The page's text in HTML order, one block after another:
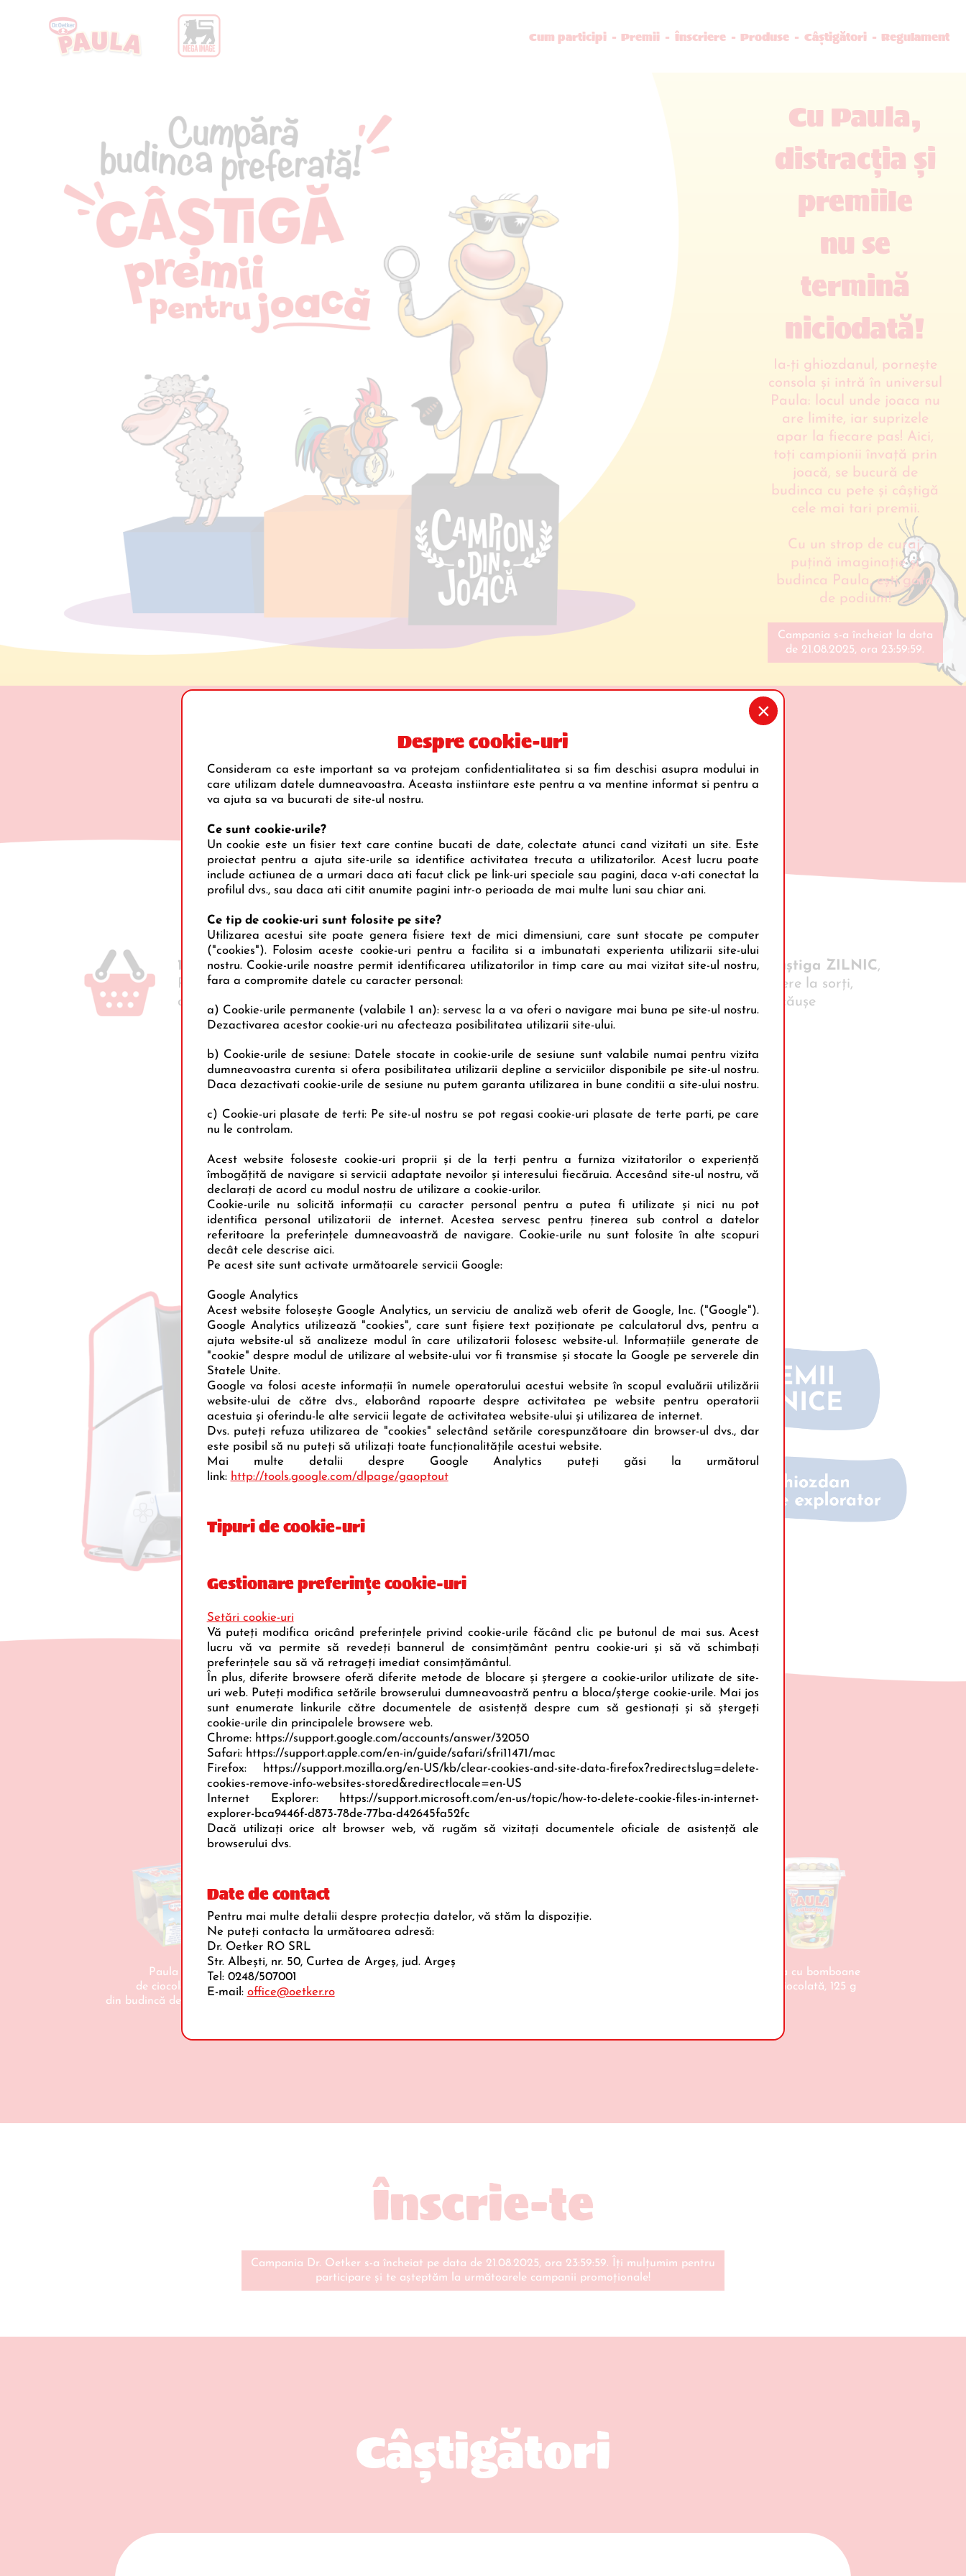
Cum participi Premii Înscriere Produse Câștigători Regulament
Cumpără budinca
preferată! Câștigă premii
pentru joacă!
Cu Paula,
distracția și
premiile
nu se
termină
niciodată!
Ia-ți ghiozdanul, pornește
consola și intră în universul
Paula: locul unde joaca nu
are limite, iar suprizele
apar la fiecare pas! Aici,
toți campionii învață prin
joacă, se bucură de
budinca cu pete și câștigă
cele mai tari premii.
Cu un strop de curaj,
puțină imaginație și
budinca Paula, ești gata
de podium!
Campania s-a încheiat la data
de 21.08.2025, ora 23:59:59.
Mecanică
1. Cumpărăproduse
PAULA de minimum 15 lei
din magazinele Mega Image
2. Înscrienumărul
formularul de mai jos
3. Poţi câştiga ZILNIC,
prin tragere la sorţi,
premii jucăușe
Premii
Produse participante
Paula Pudding
de ciocolată cu pete
din budincă de vanilie, 4 x 125 g
Paula Pudding
din budincă de ciocolată, 4 x 125 g
Paula cu bomboane
de ciocolată, 125 g
Înscrie-te
Campania Dr. Oetker s-a încheiat pe data de 21.08.2025, ora 23:59:59. Îți mulțumim pentru
participare și te așteptăm la următoarele campanii promoționale!
Câștigători
Despre cookie-uri
Consideram ca este important sa va protejam confidentialitatea si sa fim deschisi asupra modului in
care utilizam datele dumneavoastra. Aceasta instiintare este pentru a va mentine informat si pentru a
va ajuta sa va bucurati de site-ul nostru.
Ce sunt cookie-urile?
Un cookie este un fisier text care contine bucati de date, colectate atunci cand vizitati un site. Este
proiectat pentru a ajuta site-urile sa identifice activitatea trecuta a utilizatorilor. Acest lucru poate
include actiunea de a urmari daca ati facut click pe link-uri speciale sau pagini, daca v-ati conectat la
profilul dvs., sau daca ati citit anumite pagini intr-o perioada de mai multe luni sau chiar ani.
Ce tip de cookie-uri sunt folosite pe site?
Utilizarea acestui site poate genera fisiere text de mici dimensiuni, care sunt stocate pe computer
("cookies"). Folosim aceste cookie-uri pentru a facilita si a imbunatati experienta utilizarii site-ului
nostru. Cookie-urile noastre permit identificarea utilizatorilor in timp care au mai vizitat site-ul nostru,
fara a compromite datele cu caracter personal:
a) Cookie-urile permanente (valabile 1 an): servesc la a va oferi o navigare mai buna pe site-ul nostru.
Dezactivarea acestor cookie-uri nu afecteaza posibilitatea utilizarii site-ului.
b) Cookie-urile de sesiune: Datele stocate in cookie-urile de sesiune sunt valabile numai pentru vizita
dumneavoastra curenta si ofera posibilitatea utilizarii depline a serviciilor disponibile pe site-ul nostru.
Daca dezactivati cookie-urile de sesiune nu putem garanta utilizarea in bune conditii a site-ului nostru.
c) Cookie-uri plasate de terti: Pe site-ul nostru se pot regasi cookie-uri plasate de terte parti, pe care
nu le controlam.
Acest website foloseste cookie-uri proprii şi de la terţi pentru a furniza vizitatorilor o experiență
îmbogăţită de navigare si servicii adaptate nevoilor şi interesului fiecăruia. Accesând site-ul nostru, vă
declaraţi de acord cu modul nostru de utilizare a cookie-urilor.
Cookie-urile nu solicită informaţii cu caracter personal pentru a putea fi utilizate şi nici nu pot
identifica personal utilizatorii de internet. Acestea servesc pentru ţinerea sub control a datelor
referitoare la preferinţele dumneavoastră de navigare. Cookie-urile nu sunt folosite în alte scopuri
decât cele descrise aici.
Pe acest site sunt activate următoarele servicii Google:
Google Analytics
Acest website foloseşte Google Analytics, un serviciu de analiză web oferit de Google, Inc. ("Google").
Google Analytics utilizează "cookies", care sunt fişiere text poziţionate pe calculatorul dvs, pentru a
ajuta website-ul să analizeze modul în care utilizatorii folosesc website-ul. Informaţiile generate de
"cookie" despre modul de utilizare al website-ului vor fi transmise şi stocate la Google pe serverele din
Statele Unite.
Google va folosi aceste informaţii în numele operatorului acestui website în scopul evaluării utilizării
website-ului de către dvs., elaborând rapoarte despre activitatea pe website pentru operatorii
acestuia şi oferindu-le alte servicii legate de activitatea website-ului şi utilizarea de internet.
Dvs. puteţi refuza utilizarea de "cookies" selectând setările corespunzătoare din browser-ul dvs., dar
este posibil să nu puteţi să utilizaţi toate funcţionalităţile acestui website.
Mai multe detalii despre Google Analytics puteți găsi la următorul
link: http://tools.google.com/dlpage/gaoptout
Tipuri de cookie-uri
Gestionare preferințe cookie-uri
Setări cookie-uri
Vă puteți modifica oricând preferințele privind cookie-urile făcând clic pe butonul de mai sus. Acest
lucru vă va permite să revedeți bannerul de consimțământ pentru cookie-uri și să vă schimbați
preferințele sau să vă retrageți imediat consimțământul.
În plus, diferite browsere oferă diferite metode de blocare și ștergere a cookie-urilor utilizate de site-
uri web. Puteți modifica setările browserului dumneavoastră pentru a bloca/șterge cookie-urile. Mai jos
sunt enumerate linkurile către documentele de asistență despre cum să gestionați și să ștergeți
cookie-urile din principalele browsere web.
Chrome: https://support.google.com/accounts/answer/32050
Safari: https://support.apple.com/en-in/guide/safari/sfri11471/mac
Firefox: https://support.mozilla.org/en-US/kb/clear-cookies-and-site-data-firefox?redirectslug=delete-
cookies-remove-info-websites-stored&redirectlocale=en-US
Internet Explorer: https://support.microsoft.com/en-us/topic/how-to-delete-cookie-files-in-internet-
explorer-bca9446f-d873-78de-77ba-d42645fa52fc
Dacă utilizați orice alt browser web, vă rugăm să vizitați documentele oficiale de asistență ale
browserului dvs.
Date de contact
Pentru mai multe detalii despre protecţia datelor, vă stăm la dispoziţie.
Ne puteţi contacta la următoarea adresă:
Dr. Oetker RO SRL
Str. Albeşti, nr. 50, Curtea de Argeş, jud. Argeş
Tel: 0248/507001
E-mail: office@oetker.ro
×